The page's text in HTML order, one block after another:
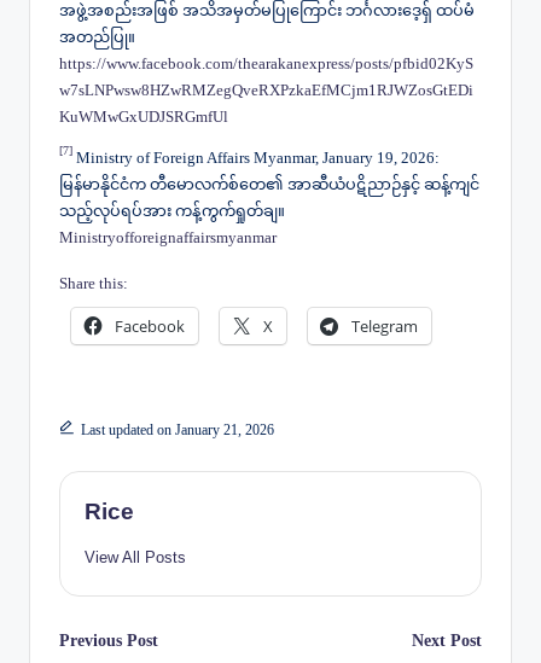
အဖွဲ့အစည်းအဖြစ် အသိအမှတ်မပြုကြောင်း ဘင်္ဂလားဒေ့ရှ် ထပ်မံ
အတည်ပြု။
https://www.facebook.com/thearakanexpress/posts/pfbid02KyS
w7sLNPwsw8HZwRMZegQveRXPzkaEfMCjm1RJWZosGtEDi
KuWMwGxUDJSRGmfUl
[7] Ministry of Foreign Affairs Myanmar, January 19, 2026:
မြန်မာနိုင်ငံက တီမောလက်စ်တေ၏ အာဆီယံပဋိညာဉ်နှင့် ဆန့်ကျင်
သည့်လုပ်ရပ်အား ကန့်ကွက်ရှုတ်ချ။
Ministryofforeignaffairsmyanmar
Share this:
Facebook X Telegram
Last updated on January 21, 2026
Rice
View All Posts
Post
Previous Post Next Post